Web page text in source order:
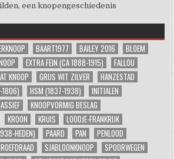
een knopengeschiedenis
BAART1977 BAILEY 2016
BLOEM
EXTRA FEIN (CA 1888-1915)
FALLOU
KNOOP GRIJS WIT ZILVER
HANZESTAD
1806)
HSM (1837-1938)
INITIALEN
KNOOPVORMIG BESLAG
KROON KRUIS
LOODJE-FRANKRIJK
HEDEN) PAARD PAN
PENLOOD
SJABLOONKNOOP
SPOORWEGEN